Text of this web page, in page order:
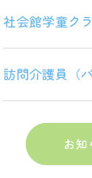
社会館学童ク
訪問介護員（